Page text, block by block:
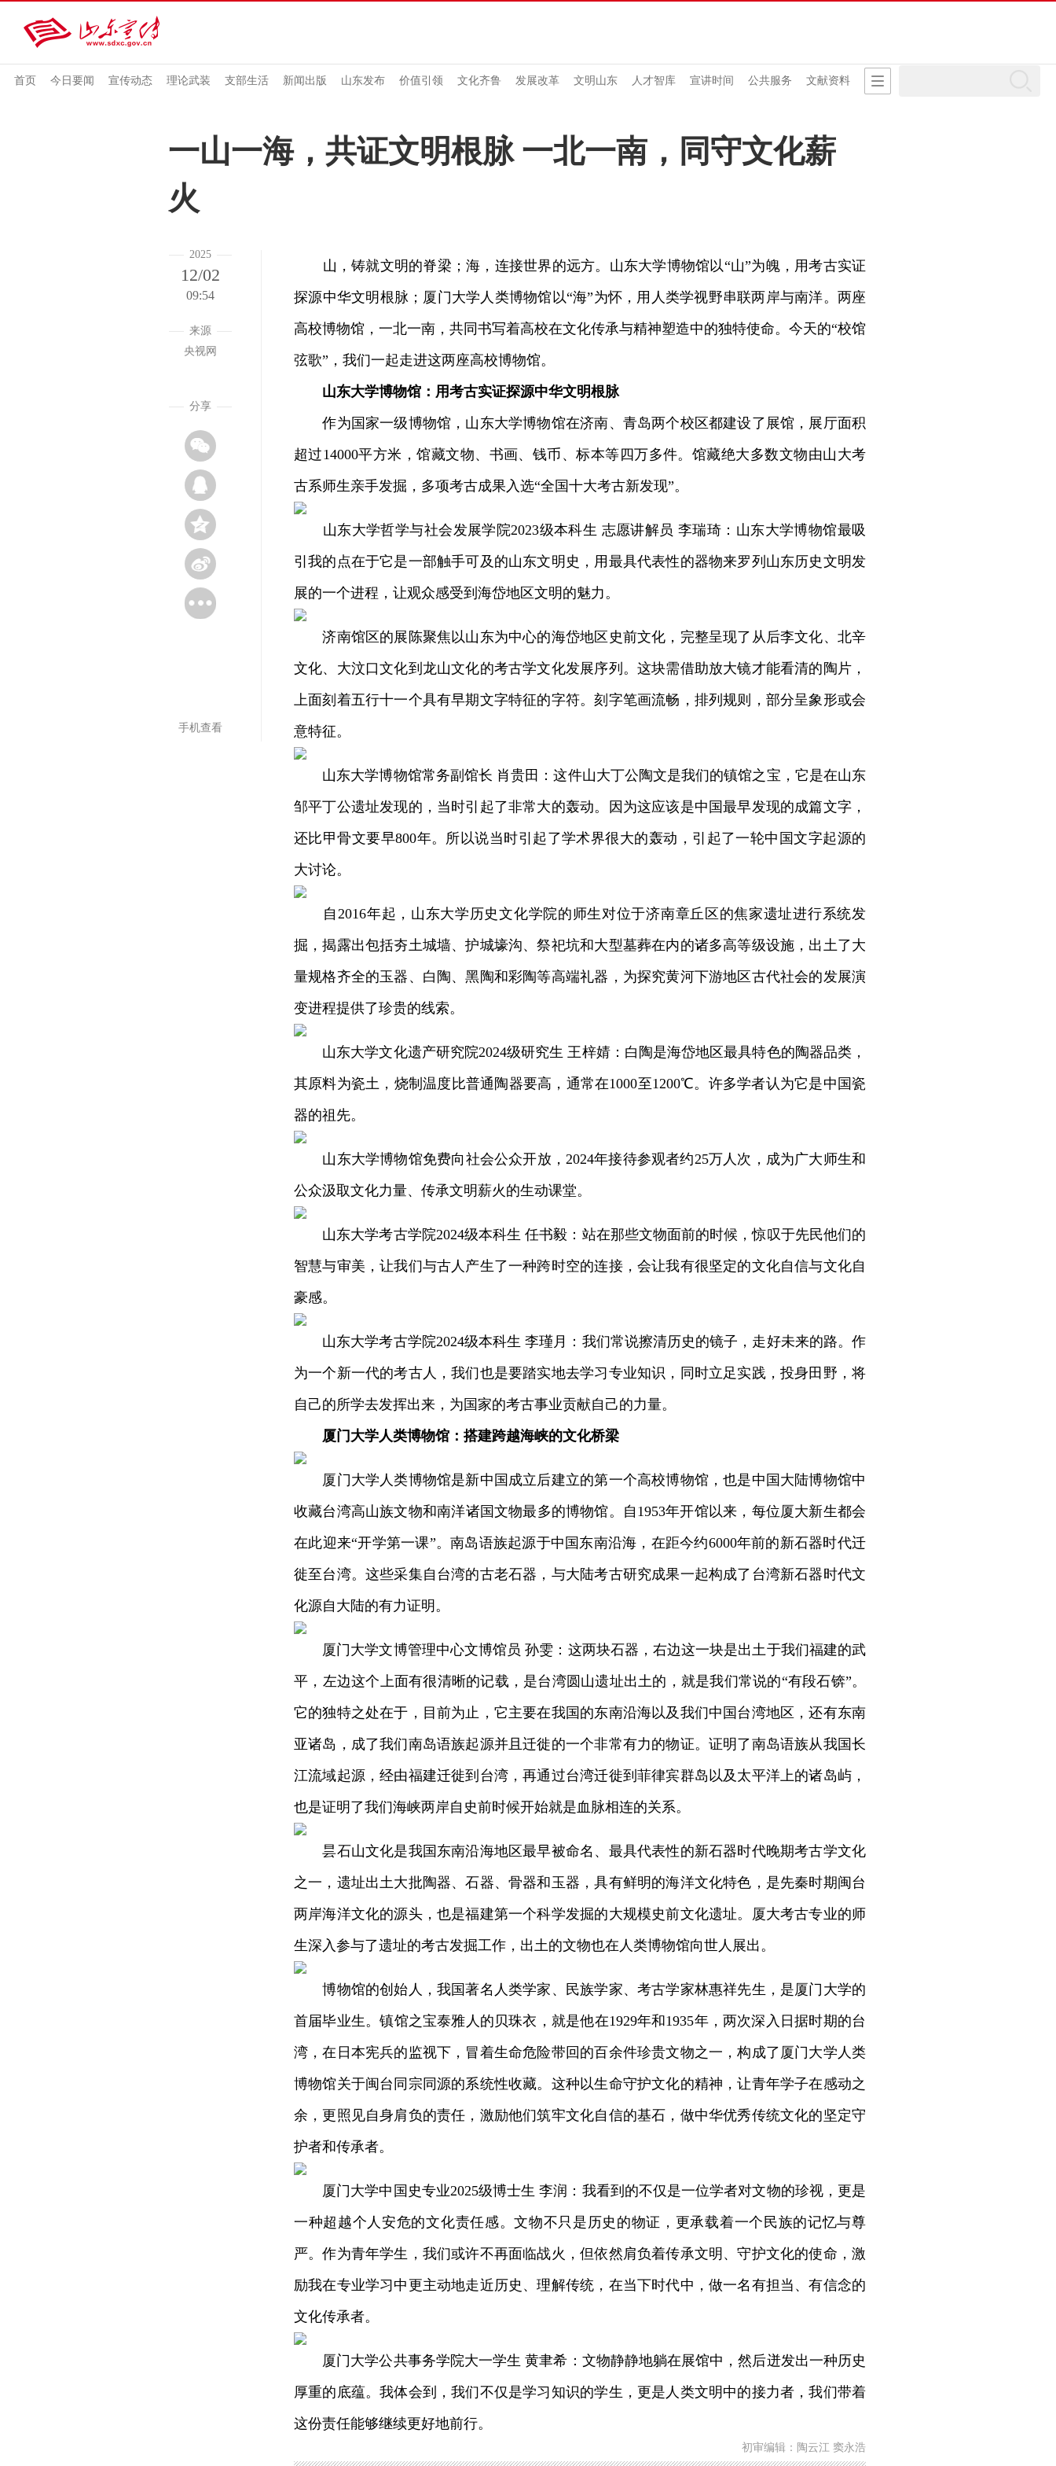
首页 今日要闻 宣传动态 理论武装 支部生活 新闻出版 山东发布 价值引领 文化齐鲁 发展改革 文明山东 人才智库 宣讲时间 公共服务 文献资料
一山一海，共证文明根脉 一北一南，同守文化薪
火
2025
12/02
09:54
来源
央视网
分享
手机查看
山，铸就文明的脊梁；海，连接世界的远方。山东大学博物馆以“山”为魄，用考古实证
探源中华文明根脉；厦门大学人类博物馆以“海”为怀，用人类学视野串联两岸与南洋。两座
高校博物馆，一北一南，共同书写着高校在文化传承与精神塑造中的独特使命。今天的“校馆
弦歌”，我们一起走进这两座高校博物馆。
山东大学博物馆：用考古实证探源中华文明根脉
作为国家一级博物馆，山东大学博物馆在济南、青岛两个校区都建设了展馆，展厅面积
超过14000平方米，馆藏文物、书画、钱币、标本等四万多件。馆藏绝大多数文物由山大考
古系师生亲手发掘，多项考古成果入选“全国十大考古新发现”。
山东大学哲学与社会发展学院2023级本科生 志愿讲解员 李瑞琦：山东大学博物馆最吸
引我的点在于它是一部触手可及的山东文明史，用最具代表性的器物来罗列山东历史文明发
展的一个进程，让观众感受到海岱地区文明的魅力。
济南馆区的展陈聚焦以山东为中心的海岱地区史前文化，完整呈现了从后李文化、北辛
文化、大汶口文化到龙山文化的考古学文化发展序列。这块需借助放大镜才能看清的陶片，
上面刻着五行十一个具有早期文字特征的字符。刻字笔画流畅，排列规则，部分呈象形或会
意特征。
山东大学博物馆常务副馆长 肖贵田：这件山大丁公陶文是我们的镇馆之宝，它是在山东
邹平丁公遗址发现的，当时引起了非常大的轰动。因为这应该是中国最早发现的成篇文字，
还比甲骨文要早800年。所以说当时引起了学术界很大的轰动，引起了一轮中国文字起源的
大讨论。
自2016年起，山东大学历史文化学院的师生对位于济南章丘区的焦家遗址进行系统发
掘，揭露出包括夯土城墙、护城壕沟、祭祀坑和大型墓葬在内的诸多高等级设施，出土了大
量规格齐全的玉器、白陶、黑陶和彩陶等高端礼器，为探究黄河下游地区古代社会的发展演
变进程提供了珍贵的线索。
山东大学文化遗产研究院2024级研究生 王梓婧：白陶是海岱地区最具特色的陶器品类，
其原料为瓷土，烧制温度比普通陶器要高，通常在1000至1200℃。许多学者认为它是中国瓷
器的祖先。
山东大学博物馆免费向社会公众开放，2024年接待参观者约25万人次，成为广大师生和
公众汲取文化力量、传承文明薪火的生动课堂。
山东大学考古学院2024级本科生 任书毅：站在那些文物面前的时候，惊叹于先民他们的
智慧与审美，让我们与古人产生了一种跨时空的连接，会让我有很坚定的文化自信与文化自
豪感。
山东大学考古学院2024级本科生 李瑾月：我们常说擦清历史的镜子，走好未来的路。作
为一个新一代的考古人，我们也是要踏实地去学习专业知识，同时立足实践，投身田野，将
自己的所学去发挥出来，为国家的考古事业贡献自己的力量。
厦门大学人类博物馆：搭建跨越海峡的文化桥梁
厦门大学人类博物馆是新中国成立后建立的第一个高校博物馆，也是中国大陆博物馆中
收藏台湾高山族文物和南洋诸国文物最多的博物馆。自1953年开馆以来，每位厦大新生都会
在此迎来“开学第一课”。南岛语族起源于中国东南沿海，在距今约6000年前的新石器时代迁
徙至台湾。这些采集自台湾的古老石器，与大陆考古研究成果一起构成了台湾新石器时代文
化源自大陆的有力证明。
厦门大学文博管理中心文博馆员 孙雯：这两块石器，右边这一块是出土于我们福建的武
平，左边这个上面有很清晰的记载，是台湾圆山遗址出土的，就是我们常说的“有段石锛”。
它的独特之处在于，目前为止，它主要在我国的东南沿海以及我们中国台湾地区，还有东南
亚诸岛，成了我们南岛语族起源并且迁徙的一个非常有力的物证。证明了南岛语族从我国长
江流域起源，经由福建迁徙到台湾，再通过台湾迁徙到菲律宾群岛以及太平洋上的诸岛屿，
也是证明了我们海峡两岸自史前时候开始就是血脉相连的关系。
昙石山文化是我国东南沿海地区最早被命名、最具代表性的新石器时代晚期考古学文化
之一，遗址出土大批陶器、石器、骨器和玉器，具有鲜明的海洋文化特色，是先秦时期闽台
两岸海洋文化的源头，也是福建第一个科学发掘的大规模史前文化遗址。厦大考古专业的师
生深入参与了遗址的考古发掘工作，出土的文物也在人类博物馆向世人展出。
博物馆的创始人，我国著名人类学家、民族学家、考古学家林惠祥先生，是厦门大学的
首届毕业生。镇馆之宝泰雅人的贝珠衣，就是他在1929年和1935年，两次深入日据时期的台
湾，在日本宪兵的监视下，冒着生命危险带回的百余件珍贵文物之一，构成了厦门大学人类
博物馆关于闽台同宗同源的系统性收藏。这种以生命守护文化的精神，让青年学子在感动之
余，更照见自身肩负的责任，激励他们筑牢文化自信的基石，做中华优秀传统文化的坚定守
护者和传承者。
厦门大学中国史专业2025级博士生 李润：我看到的不仅是一位学者对文物的珍视，更是
一种超越个人安危的文化责任感。文物不只是历史的物证，更承载着一个民族的记忆与尊
严。作为青年学生，我们或许不再面临战火，但依然肩负着传承文明、守护文化的使命，激
励我在专业学习中更主动地走近历史、理解传统，在当下时代中，做一名有担当、有信念的
文化传承者。
厦门大学公共事务学院大一学生 黄聿希：文物静静地躺在展馆中，然后迸发出一种历史
厚重的底蕴。我体会到，我们不仅是学习知识的学生，更是人类文明中的接力者，我们带着
这份责任能够继续更好地前行。
初审编辑：陶云江 窦永浩